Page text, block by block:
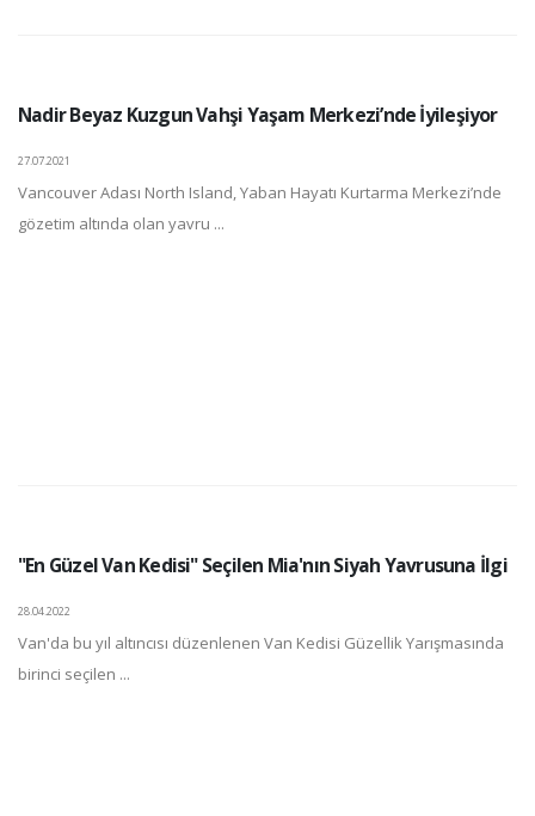
Nadir Beyaz Kuzgun Vahşi Yaşam Merkezi’nde İyileşiyor
27.07.2021
Vancouver Adası North Island, Yaban Hayatı Kurtarma Merkezi’nde
gözetim altında olan yavru ...
"En Güzel Van Kedisi" Seçilen Mia'nın Siyah Yavrusuna İlgi
28.04.2022
Van'da bu yıl altıncısı düzenlenen Van Kedisi Güzellik Yarışmasında
birinci seçilen ...